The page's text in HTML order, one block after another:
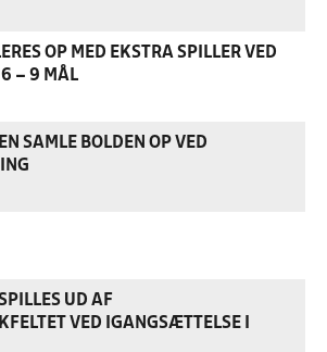
OP MED EKSTRA SPILLER VED
6 – 9 MÅL
SAMLE BOLDEN OP VED
UD AF
VED IGANGSÆTTELSE I